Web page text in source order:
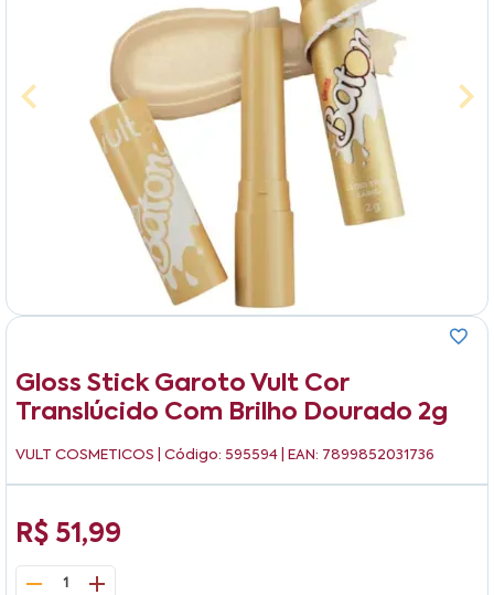
Gloss Stick Garoto Vult Cor
Translúcido Com Brilho Dourado 2g
VULT COSMETICOS | Código: 595594 | EAN: 7899852031736
R$ 51,99
1